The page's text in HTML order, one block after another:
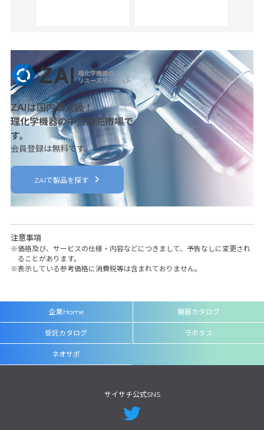
ZAIは国内最大級！
理化学機器の中古販売市場で
す。
会員登録は無料です。
ZAIで製品を探す
注意事項
価格及び、サービスの仕様・内容などにつきまして、予告なしに変更され
ることがあります。
表示している参考価格に消費税等は含まれておりません。
企業Home 機器カタログ
受託カタログ ラボタス
ネオサポ
サイサチ公式SNS